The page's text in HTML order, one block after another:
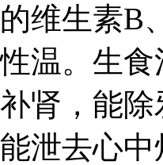
维生素B
温。生
肾，能
泄去心